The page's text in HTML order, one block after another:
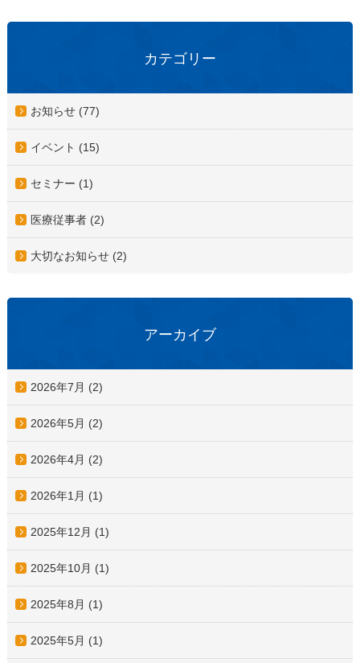
カテゴリー
お知らせ (77)
イベント (15)
セミナー (1)
医療従事者 (2)
大切なお知らせ (2)
アーカイブ
2026年7月 (2)
2026年5月 (2)
2026年4月 (2)
2026年1月 (1)
2025年12月 (1)
2025年10月 (1)
2025年8月 (1)
2025年5月 (1)